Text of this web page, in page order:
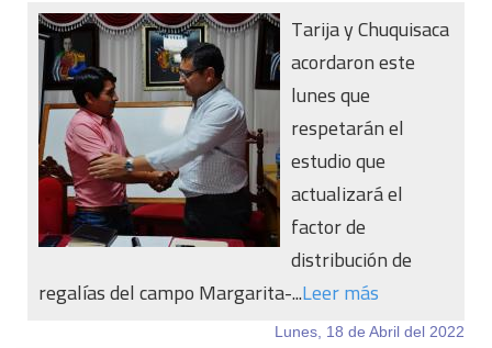
Tarija y Chuquisaca
acordaron este
lunes que
respetarán el
estudio que
actualizará el
factor de
distribución de
regalías del campo Margarita-...Leer más
Lunes, 18 de Abril del 2022